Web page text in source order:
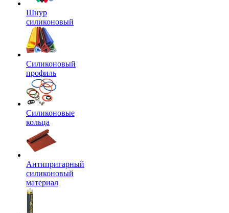
Шнур
силиконовый
Силиконовый
профиль
Силиконовые
кольца
Антипригарный
силиконовый
материал